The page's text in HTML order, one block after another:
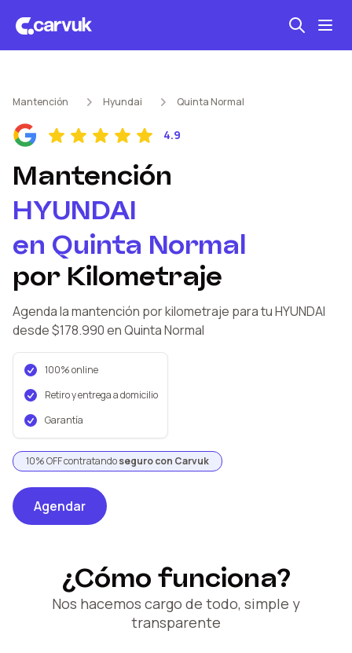
Mantención kilometraje
Revisión técnica
Mantención Hyundai Quinta Normal
4.9
Mantención
HYUNDAI
en Quinta Normal
por Kilometraje
Agenda la mantención por kilometraje para tu HYUNDAI
desde $178.990en Quinta Normal
100% online
Retiro y entrega a domicilio
Garantía
10% OFF contratandoseguro con Carvuk
Agendar
¿Cómo funciona?
Nos hacemos cargo de todo, simple y
transparente